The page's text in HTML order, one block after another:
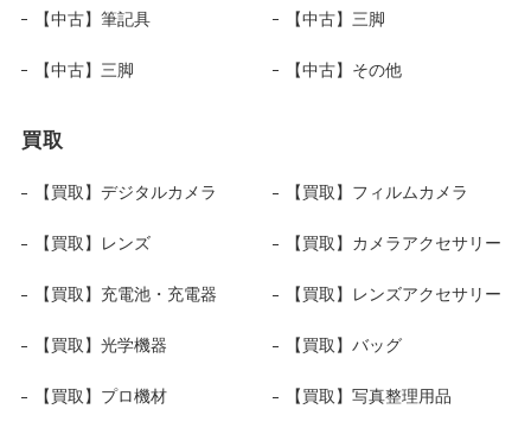
【中古】筆記具 【中古】三脚
【中古】三脚 【中古】その他
買取
【買取】デジタルカメラ 【買取】フィルムカメラ
【買取】レンズ 【買取】カメラアクセサリー
【買取】充電池・充電器 【買取】レンズアクセサリー
【買取】光学機器 【買取】バッグ
【買取】プロ機材 【買取】写真整理用品